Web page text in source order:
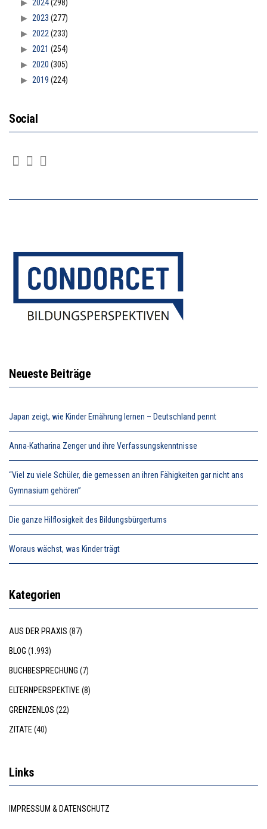
2024(298)
2023 (277)
2022 (233)
2021 (254)
2020 (305)
2019 (224)
Social
Neueste Beiträge
Japan zeigt, wie Kinder Ernährung lernen – Deutschland pennt
Anna-Katharina Zenger und ihre Verfassungskenntnisse
“Viel zu viele Schüler, die gemessen an ihren Fähigkeiten gar nicht ans
Gymnasium gehören”
Die ganze Hilflosigkeit des Bildungsbürgertums
Woraus wächst, was Kinder trägt
Kategorien
AUS DER PRAXIS (87)
BLOG (1.993)
BUCHBESPRECHUNG (7)
ELTERNPERSPEKTIVE (8)
GRENZENLOS (22)
ZITATE (40)
Links
IMPRESSUM & DATENSCHUTZ